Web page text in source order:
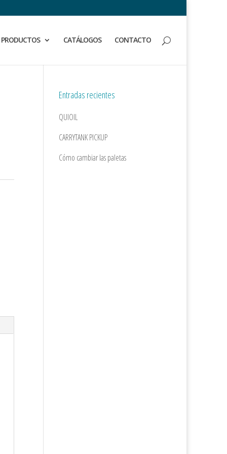
PRODUCTOS CATÁLOGOS CONTACTO
Entradas recientes
QUIOIL
CARRYTANK PICKUP
Cómo cambiar las paletas